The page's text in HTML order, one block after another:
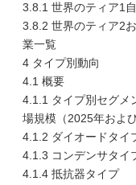
3.8.1 世界のティア1
3.8.2 世界のティア2
業一覧
4 タイプ別動向
4.1 概要
4.1.1 タイプ別セグメ
場規模（2025年およ
4.1.2 ダイオードタイ
4.1.3 コンデンサタイ
4.1.4 抵抗器タイプ